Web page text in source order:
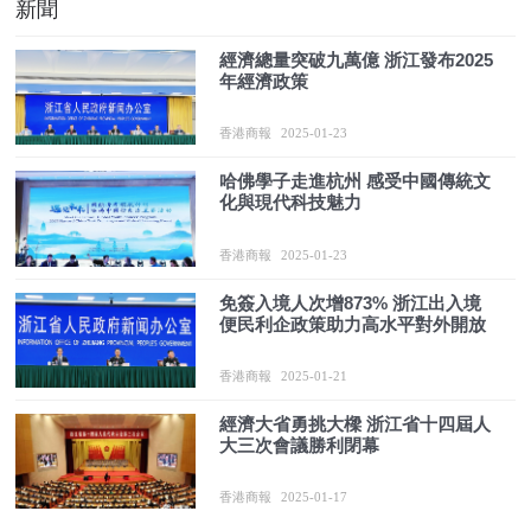
新聞
經濟總量突破九萬億 浙江發布2025
年經濟政策
香港商報 2025-01-23
哈佛學子走進杭州 感受中國傳統文
化與現代科技魅力
香港商報 2025-01-23
免簽入境人次增873% 浙江出入境
便民利企政策助力高水平對外開放
香港商報 2025-01-21
經濟大省勇挑大樑 浙江省十四屆人
大三次會議勝利閉幕
香港商報 2025-01-17